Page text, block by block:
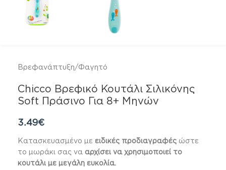
Βρεφανάπτυξη/Φαγητό
Chicco Βρεφικό Κουτάλι Σιλικόνης
Soft Πράσινο Για 8+ Μηνών
3.49€
Κατασκευασμένο με ειδικές προδιαγραφές ώστε
το μωράκι σας να αρχίσει να χρησιμοποιεί το
κουτάλι με μεγάλη ευκολία.